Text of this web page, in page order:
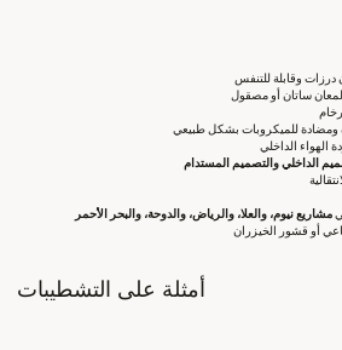
درزات وقابلة للتنفس
ساتان أو مصقول
ومضادة للميكروبات بشكل طبيعي
الهواء الداخلي
الداخلي والتصميم المستدام
مشاريع نيوم، والعلا، والرياض، والدوحة، والبحر الأحمر
أو قشور الخيزران
أمثلة على التشطيبات